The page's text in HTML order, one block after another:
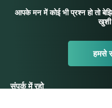
आपके मन में कोई भी प्रश्न हो तो
खुशी
हमसे
संपर्क में रहो